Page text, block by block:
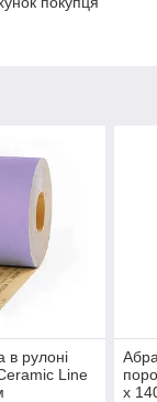
в рулоні
Line
х